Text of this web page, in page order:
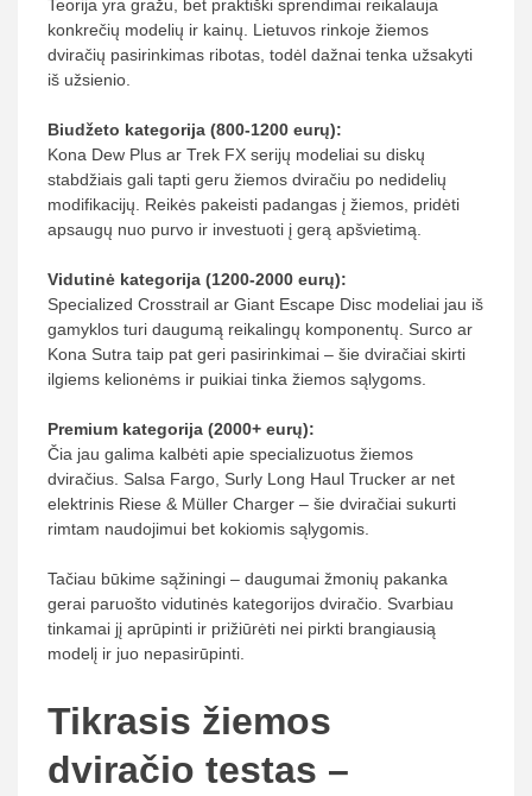
Teorija yra gražu, bet praktiški sprendimai reikalauja
konkrečių modelių ir kainų. Lietuvos rinkoje žiemos
dviračių pasirinkimas ribotas, todėl dažnai tenka užsakyti
iš užsienio.
Biudžeto kategorija (800-1200 eurų):
Kona Dew Plus ar Trek FX serijų modeliai su diskų
stabdžiais gali tapti geru žiemos dviračiu po nedidelių
modifikacijų. Reikės pakeisti padangas į žiemos, pridėti
apsaugų nuo purvo ir investuoti į gerą apšvietimą.
Vidutinė kategorija (1200-2000 eurų):
Specialized Crosstrail ar Giant Escape Disc modeliai jau iš
gamyklos turi daugumą reikalingų komponentų. Surco ar
Kona Sutra taip pat geri pasirinkimai – šie dviračiai skirti
ilgiems kelionėms ir puikiai tinka žiemos sąlygoms.
Premium kategorija (2000+ eurų):
Čia jau galima kalbėti apie specializuotus žiemos
dviračius. Salsa Fargo, Surly Long Haul Trucker ar net
elektrinis Riese & Müller Charger – šie dviračiai sukurti
rimtam naudojimui bet kokiomis sąlygomis.
Tačiau būkime sąžiningi – daugumai žmonių pakanka
gerai paruošto vidutinės kategorijos dviračio. Svarbiau
tinkamai jį aprūpinti ir prižiūrėti nei pirkti brangiausią
modelį ir juo nepasirūpinti.
Tikrasis žiemos
dviračio testas –